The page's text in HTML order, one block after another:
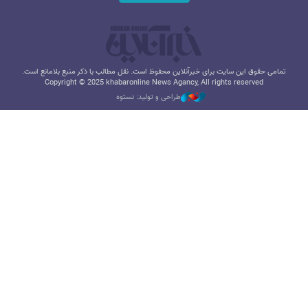
تمامی حقوق این سایت برای خبرآنلاین محفوظ است. نقل مطالب با ذکر منبع بلامانع است.
Copyright © 2025 khabaronline News Agancy, All rights reserved
طراحی و تولید: نستوه